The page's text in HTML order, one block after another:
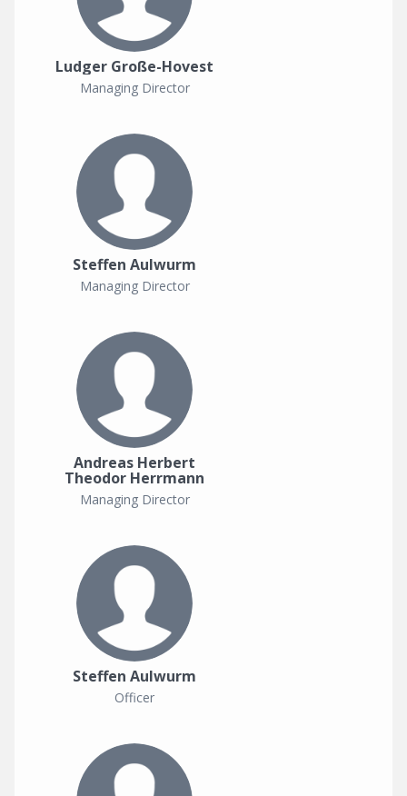
Ludger Große-Hovest
Managing Director
Steffen Aulwurm
Managing Director
Andreas Herbert
Theodor Herrmann
Managing Director
Steffen Aulwurm
Officer